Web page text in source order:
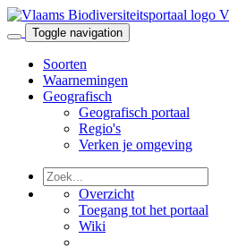
Toggle navigation
Soorten
Waarnemingen
Geografisch
Geografisch portaal
Regio's
Verken je omgeving
Overzicht
Toegang tot het portaal
Wiki